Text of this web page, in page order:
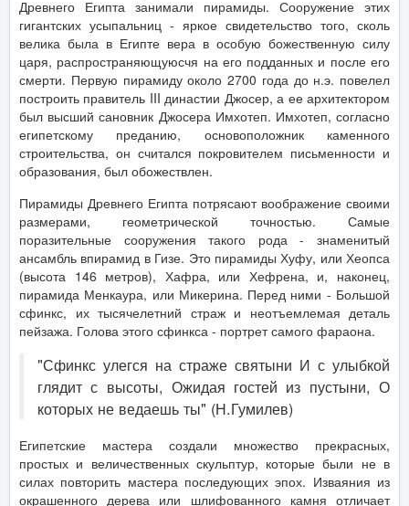
Древнего Египта занимали пирамиды. Сооружение этих
гигантских усыпальниц - яркое свидетельство того, сколь
велика была в Египте вера в особую божественную силу
царя, распространяющуюсчя на его подданных и после его
смерти. Первую пирамиду около 2700 года до н.э. повелел
построить правитель III династии Джосер, а ее архитектором
был высший сановник Джосера Имхотеп. Имхотеп, согласно
египетскому преданию, основоположник каменного
строительства, он считался покровителем письменности и
образования, был обожествлен.
Пирамиды Древнего Египта потрясают воображение своими
размерами, геометрической точностью. Самые
поразительные сооружения такого рода - знаменитый
ансамбль впирамид в Гизе. Это пирамиды Хуфу, или Хеопса
(высота 146 метров), Хафра, или Хефрена, и, наконец,
пирамида Менкаура, или Микерина. Перед ними - Большой
сфинкс, их тысячелетний страж и неотъемлемая деталь
пейзажа. Голова этого сфинкса - портрет самого фараона.
"Сфинкс улегся на страже святыни И с улыбкой
глядит с высоты, Ожидая гостей из пустыни, О
которых не ведаешь ты" (Н.Гумилев)
Египетские мастера создали множество прекрасных,
простых и величественных скульптур, которые были не в
силах повторить мастера последующих эпох. Изваяния из
окрашенного дерева или шлифованного камня отличает